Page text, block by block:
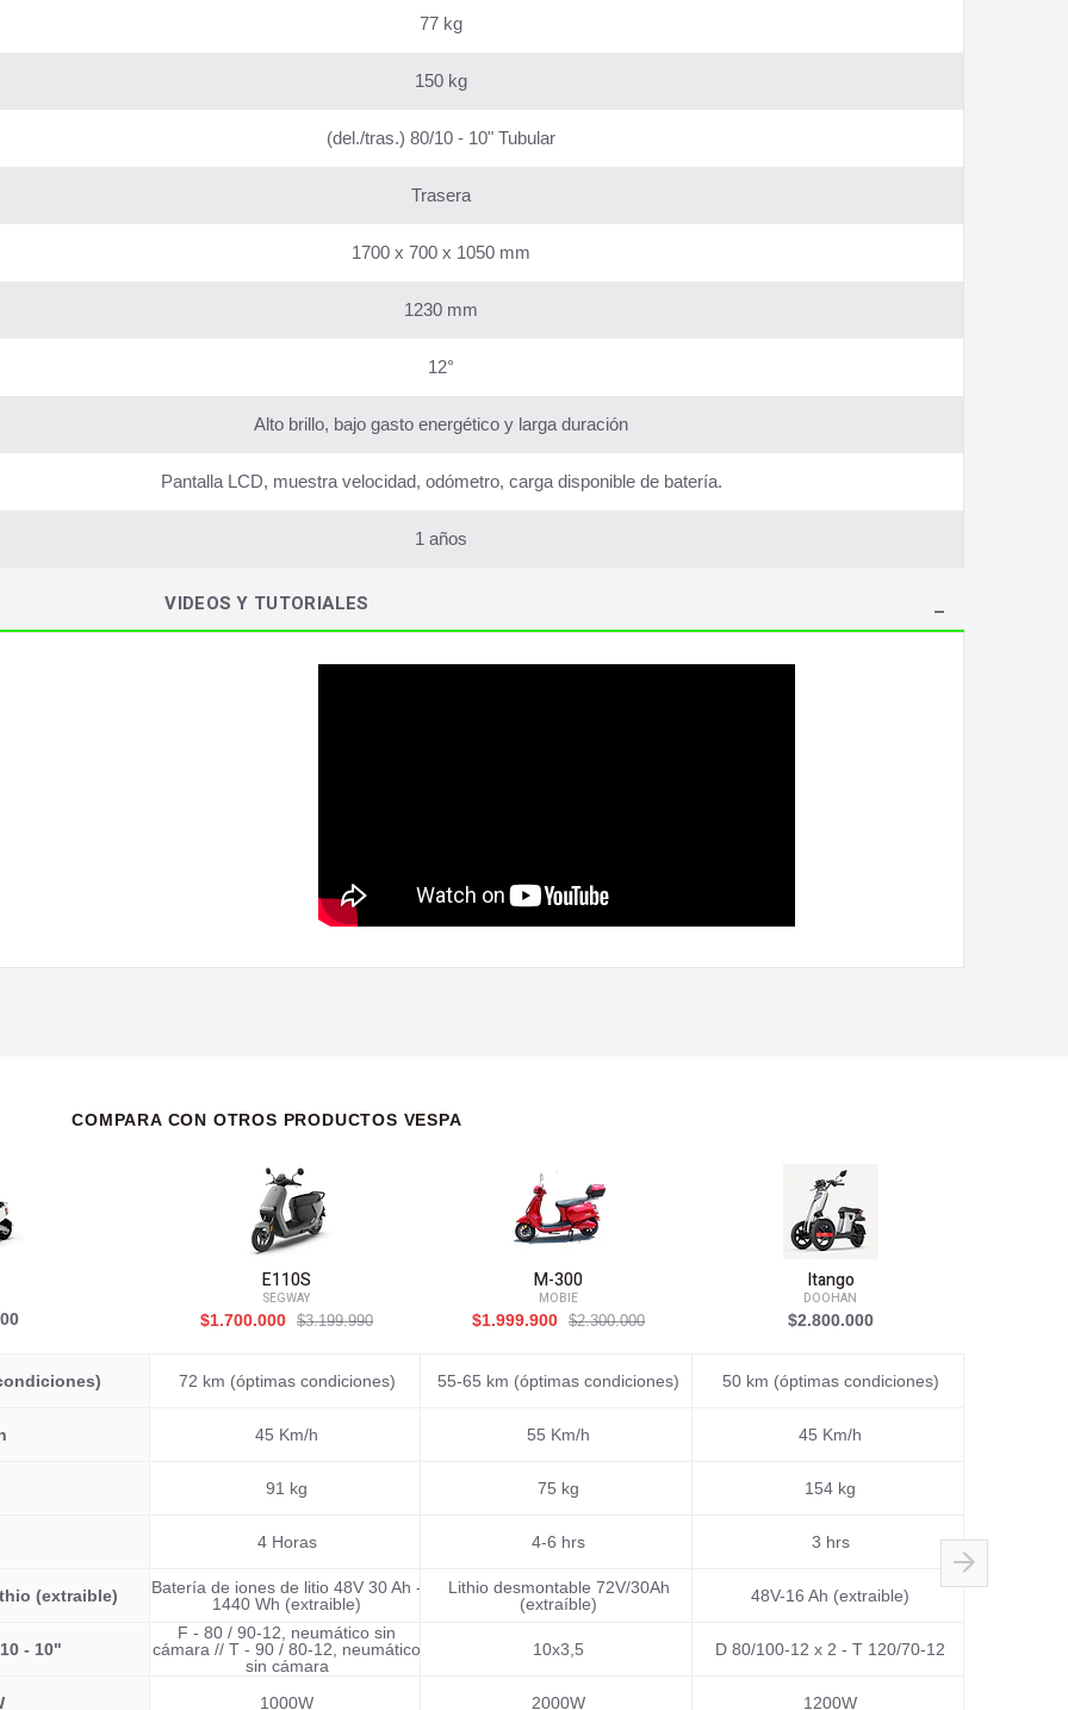
77 kg
150 kg
(del./tras.) 80/10 - 10" Tubular
Trasera
1700 x 700 x 1050 mm
1230 mm
12°
Alto brillo, bajo gasto energético y larga duración
Pantalla LCD, muestra velocidad, odómetro, carga disponible de batería.
1 años
VIDEOS Y TUTORIALES
COMPARA CON OTROS PRODUCTOS VESPA
(extraible)
- 10"
E110S
SEGWAY
$1.700.000
$3.199.990
72 km (óptimas condiciones)
45 Km/h
91 kg
4 Horas
Batería de iones de litio 48V 30 Ah -
1440 Wh (extraible)
F - 80 / 90-12, neumático sin
cámara // T - 90 / 80-12, neumático
sin cámara
1000W
M-300
MOBIE
$1.999.900
$2.300.000
55-65 km (óptimas condiciones)
55 Km/h
75 kg
4-6 hrs
Lithio desmontable 72V/30Ah
(extraíble)
10x3,5
2000W
Itango
DOOHAN
$2.800.000
50 km (óptimas condiciones)
45 Km/h
154 kg
3 hrs
48V-16 Ah (extraible)
D 80/100-12 x 2 - T 120/70-12
1200W
Batería de